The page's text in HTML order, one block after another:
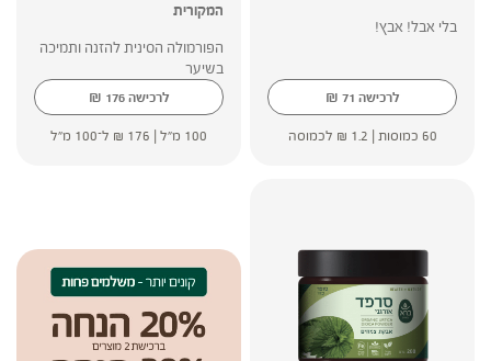
בלי אבל! אבץ!
לרכישה ₪ 71
60 כמוסות | ₪ 1.2 לכמוסה
המקורית
הפורמולה הסינית להזנה ותמיכה
בשיער
לרכישה ₪ 176
100 מ"ל | ₪ 176 ל־100 מ"ל